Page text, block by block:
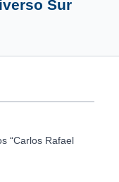
Sur
“Carlos Rafael